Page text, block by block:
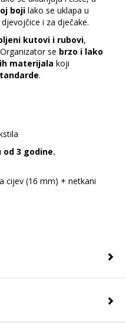
boji lako se uklapa u
i za dječake.
kutovi i rubovi,
se brzo i lako
materijala koji
.
3 godine.
cijev (16 mm) + netkani